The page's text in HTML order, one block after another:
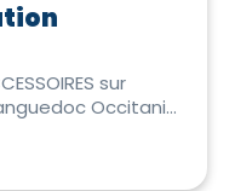
sur
Occitanie.